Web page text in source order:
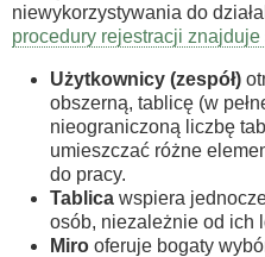
niewykorzystywania do
procedury rejestracji znajduje
Użytkownicy (zespół)
obszerną, tablicę (w
nieograniczoną liczbę
umieszczać różne
do pracy.
Tablica wspiera
osób, niezależnie od ich
Miro oferuje bogaty